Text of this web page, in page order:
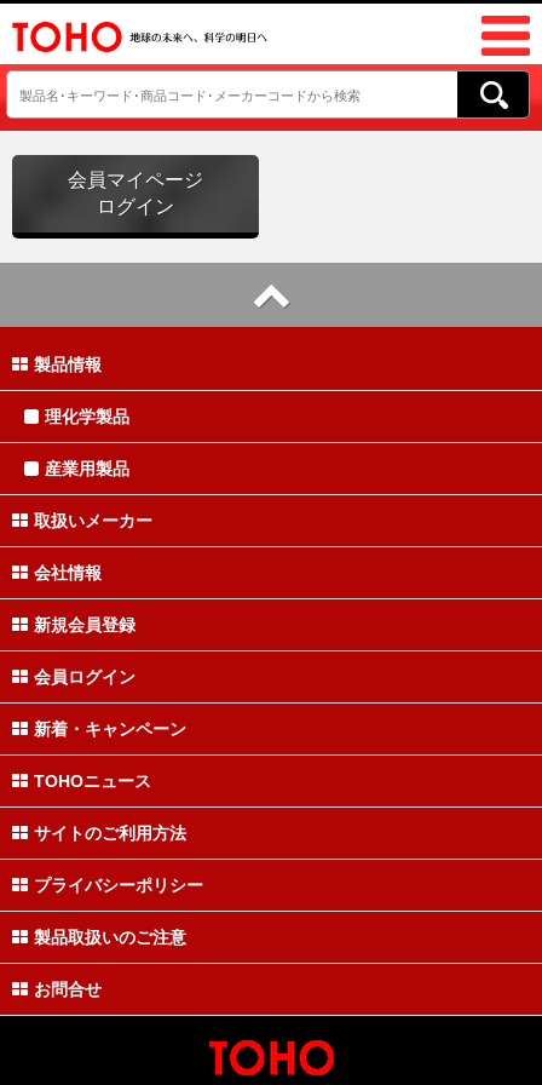
会員マイページ
ログイン
製品情報
理化学製品
産業用製品
取扱いメーカー
会社情報
新規会員登録
会員ログイン
新着・キャンペーン
TOHOニュース
サイトのご利用方法
プライバシーポリシー
製品取扱いのご注意
お問合せ